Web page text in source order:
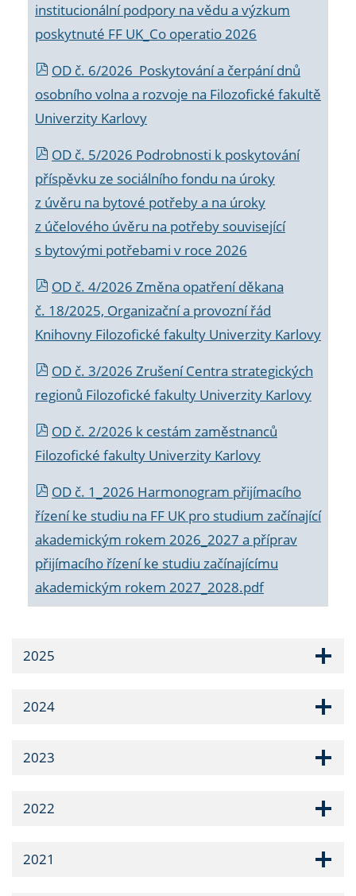
institucionální podpory na vědu a výzkum
poskytnuté FF UK_Co operatio 2026
OD č. 6/2026 Poskytování a čerpání dnů
osobního volna a rozvoje na Filozofické fakultě
Univerzity Karlovy
OD č. 5/2026 Podrobnosti k poskytování
příspěvku ze sociálního fondu na úroky
z úvěru na bytové potřeby a na úroky
z účelového úvěru na potřeby související
s bytovými potřebami v roce 2026
OD č. 4/2026 Změna opatření děkana
č. 18/2025, Organizační a provozní řád
Knihovny Filozofické fakulty Univerzity Karlovy
OD č. 3/2026 Zrušení Centra strategických
regionů Filozofické fakulty Univerzity Karlovy
OD č. 2/2026 k cestám zaměstnanců
Filozofické fakulty Univerzity Karlovy
OD č. 1_2026 Harmonogram přijímacího
řízení ke studiu na FF UK pro studium začínající
akademickým rokem 2026_2027 a příprav
přijímacího řízení ke studiu začínajícímu
akademickým rokem 2027_2028.pdf
2025
2024
2023
2022
2021